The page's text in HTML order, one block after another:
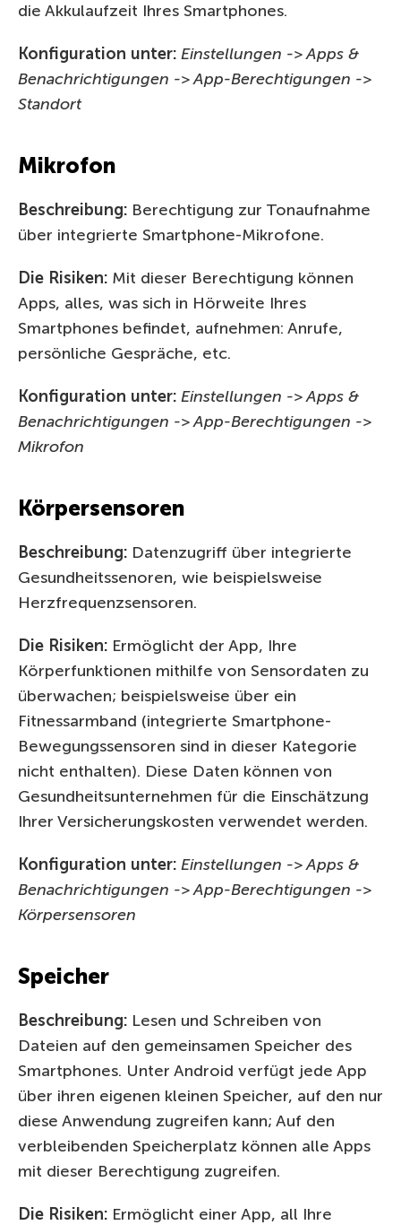
die Akkulaufzeit Ihres Smartphones.
Konfiguration unter: Einstellungen -> Apps &
Benachrichtigungen -> App-Berechtigungen ->
Standort
Mikrofon
Beschreibung: Berechtigung zur Tonaufnahme
über integrierte Smartphone-Mikrofone.
Die Risiken: Mit dieser Berechtigung können
Apps, alles, was sich in Hörweite Ihres
Smartphones befindet, aufnehmen: Anrufe,
persönliche Gespräche, etc.
Konfiguration unter: Einstellungen -> Apps &
Benachrichtigungen -> App-Berechtigungen ->
Mikrofon
Körpersensoren
Beschreibung: Datenzugriff über integrierte
Gesundheitssenoren, wie beispielsweise
Herzfrequenzsensoren.
Die Risiken: Ermöglicht der App, Ihre
Körperfunktionen mithilfe von Sensordaten zu
überwachen; beispielsweise über ein
Fitnessarmband (integrierte Smartphone-
Bewegungssensoren sind in dieser Kategorie
nicht enthalten). Diese Daten können von
Gesundheitsunternehmen für die Einschätzung
Ihrer Versicherungskosten verwendet werden.
Konfiguration unter: Einstellungen -> Apps &
Benachrichtigungen -> App-Berechtigungen ->
Körpersensoren
Speicher
Beschreibung: Lesen und Schreiben von
Dateien auf den gemeinsamen Speicher des
Smartphones. Unter Android verfügt jede App
über ihren eigenen kleinen Speicher, auf den nur
diese Anwendung zugreifen kann; Auf den
verbleibenden Speicherplatz können alle Apps
mit dieser Berechtigung zugreifen.
Die Risiken: Ermöglicht einer App, all Ihre